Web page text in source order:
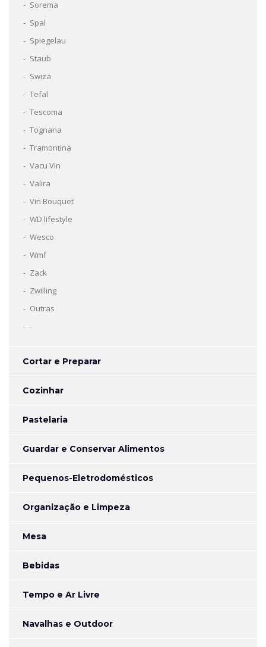
Sorema
Spal
Spiegelau
Staub
Swiza
Tefal
Tescoma
Tognana
Tramontina
Vacu Vin
Valira
Vin Bouquet
WD lifestyle
Wesco
Wmf
Zack
Zwilling
Outras
-
Cortar e Preparar
Cozinhar
Pastelaria
Guardar e Conservar Alimentos
Pequenos-Eletrodomésticos
Organização e Limpeza
Mesa
Bebidas
Tempo e Ar Livre
Navalhas e Outdoor